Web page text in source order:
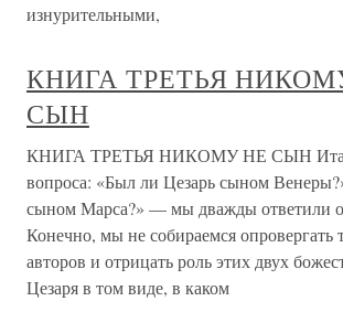
изнурительными,
КНИГА ТРЕТЬЯ
СЫН
КНИГА ТРЕТЬЯ НИКОМУ НЕ СЫН
вопроса: «Был ли Цезарь сыном
сыном Марса?» — мы дважды ответили
Конечно, мы не собираемся опровергать
авторов и отрицать роль этих двух
Цезаря в том виде, в каком